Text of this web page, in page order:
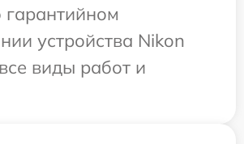
гарантийном
устройства Nikon
виды работ и